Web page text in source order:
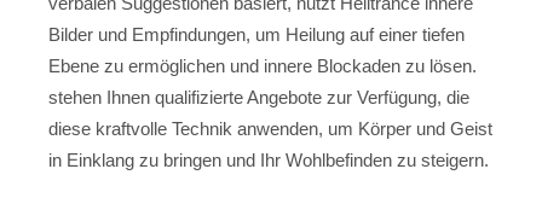
Bilder und Empfindungen, um Heilung auf einer tiefen
Ebene zu ermöglichen und innere Blockaden zu lösen.
stehen Ihnen qualifizierte Angebote zur Verfügung, die
diese kraftvolle Technik anwenden, um Körper und Geist
in Einklang zu bringen und Ihr Wohlbefinden zu steigern.